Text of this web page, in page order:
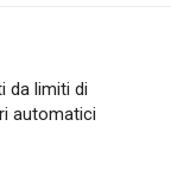
da limiti di
automatici